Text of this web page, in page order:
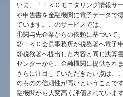
相続でお困りの方へ
5年後の会社みたくありませんか
早期経営改善計画の策定支援
活動報告
いま、「ＴＫＣモニタリング情報サ
や申告書を金融機関に電子データで
ています。このサービスでは、
①関与先企業からの依頼に基づいて、
②ＴＫＣ会員事務所が税務署へ電子申
③税務署へ提出した内容と同じ決算
センターから、金融機関に提供されま
さらに注目していただきたい点は、
のものの信頼性が高いということで
融機関から大変高く評価されていま